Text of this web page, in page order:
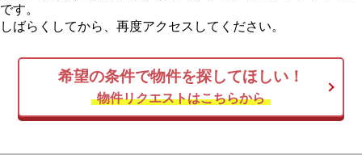
です。
しばらくしてから、再度アクセスしてください。
希望の条件で物件を探してほしい！
物件リクエストはこちらから